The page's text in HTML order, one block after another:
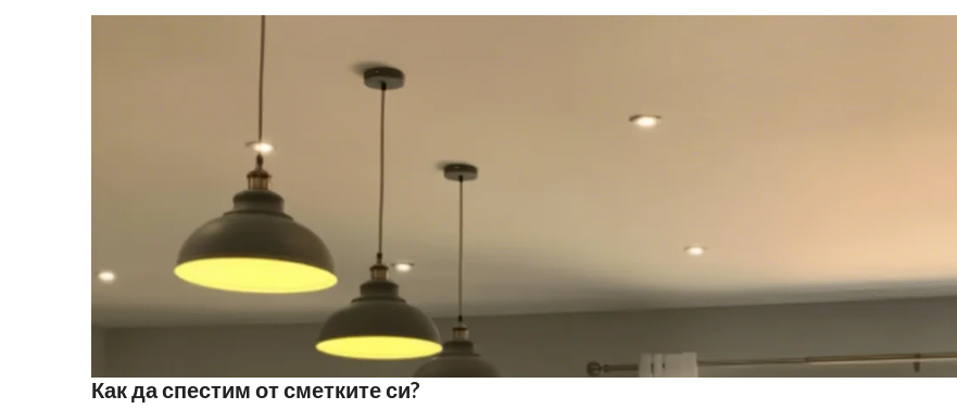
Как да спестим от сметките си?